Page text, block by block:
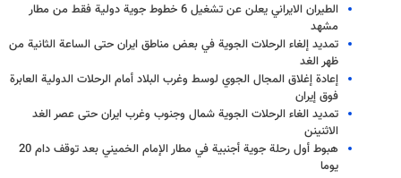
الطيران الايراني يعلن عن تشغيل 6 خطوط جوية دولية فقط من مطار
مشهد
تمديد إلغاء الرحلات الجوية في بعض مناطق ایران حتى الساعة الثانية من
ظهر الغد
إعادة إغلاق المجال الجوي لوسط وغرب البلاد أمام الرحلات الدولية العابرة
فوق إيران
تمديد الغاء الرحلات الجوية شمال وجنوب وغرب ايران حتى عصر الغد
الاثنينن
هبوط أول رحلة جوية أجنبية في مطار الإمام الخميني بعد توقف دام 20
يوما